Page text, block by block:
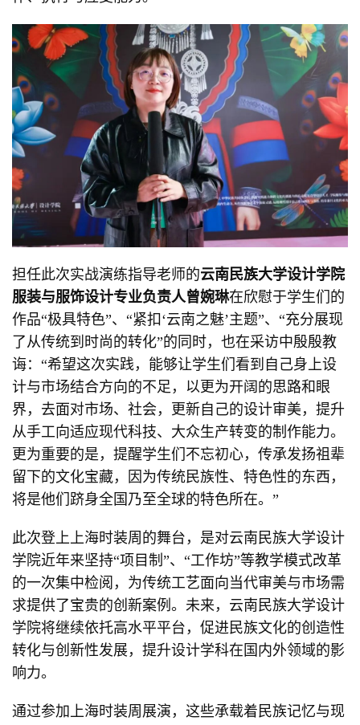
担任此次实战演练指导老师的云南民族大学设计学院
服装与服饰设计专业负责人曾婉琳在欣慰于学生们的
作品“极具特色”、“紧扣‘云南之魅’主题”、“充分展现
了从传统到时尚的转化”的同时，也在采访中殷殷教
诲：“希望这次实践，能够让学生们看到自己身上设
计与市场结合方向的不足，以更为开阔的思路和眼
界，去面对市场、社会，更新自己的设计审美，提升
从手工向适应现代科技、大众生产转变的制作能力。
更为重要的是，提醒学生们不忘初心，传承发扬祖辈
留下的文化宝藏，因为传统民族性、特色性的东西，
将是他们跻身全国乃至全球的特色所在。”
此次登上上海时装周的舞台，是对云南民族大学设计
学院近年来坚持“项目制”、“工作坊”等教学模式改革
的一次集中检阅，为传统工艺面向当代审美与市场需
求提供了宝贵的创新案例。未来，云南民族大学设计
学院将继续依托高水平平台，促进民族文化的创造性
转化与创新性发展，提升设计学科在国内外领域的影
响力。
通过参加上海时装周展演，这些承载着民族记忆与现